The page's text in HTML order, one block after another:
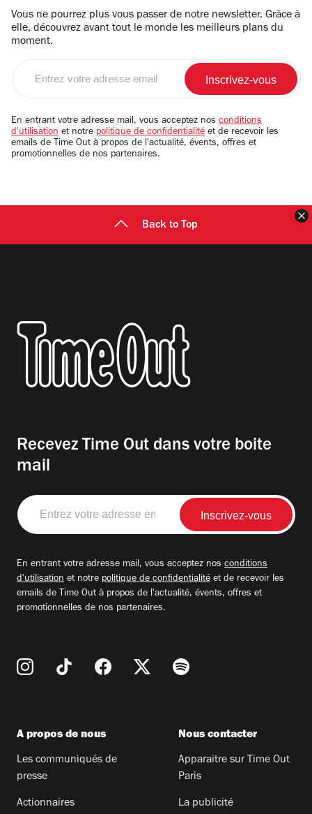
Vous ne pourrez plus vous passer de notre newsletter. Grâce à
elle, découvrez avant tout le monde les meilleurs plans du
moment.
email
En entrant votre adresse mail, vous acceptez nos conditions
d'utilisation et notre politique de confidentialité et de recevoir les
emails de Time Out à propos de l'actualité, évents, offres et
promotionnelles de nos partenaires.
Back to Top
Recevez Time Out dans votre boite
mail
Entrez
votre
adresse
En entrant votre adresse mail, vous acceptez nos conditions
d'utilisation et notre politique de confidentialité et de recevoir les
emails de Time Out à propos de l'actualité, évents, offres et
promotionnelles de nos partenaires.
A propos de nous
Les communiqués de
presse
Actionnaires
Nous contacter
Apparaitre sur Time Out
Paris
La publicité